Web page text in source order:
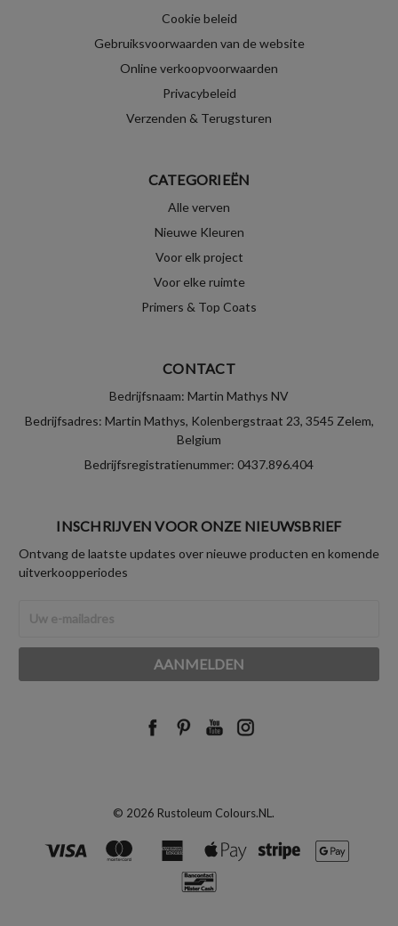
Cookie beleid
Gebruiksvoorwaarden van de website
Online verkoopvoorwaarden
Privacybeleid
Verzenden & Terugsturen
CATEGORIEËN
Alle verven
Nieuwe Kleuren
Voor elk project
Voor elke ruimte
Primers & Top Coats
CONTACT
Bedrijfsnaam: Martin Mathys NV
Bedrijfsadres: Martin Mathys, Kolenbergstraat 23, 3545 Zelem,
Belgium
Bedrijfsregistratienummer: 0437.896.404
INSCHRIJVEN VOOR ONZE NIEUWSBRIEF
Ontvang de laatste updates over nieuwe producten en komende
uitverkoopperiodes
mailadres
© 2026 Rustoleum Colours.NL.